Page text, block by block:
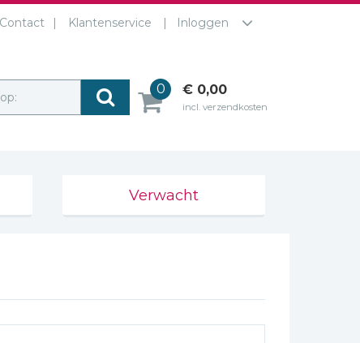
Contact Klantenservice Inloggen
0 € 0,00
incl. verzendkosten
Verwacht